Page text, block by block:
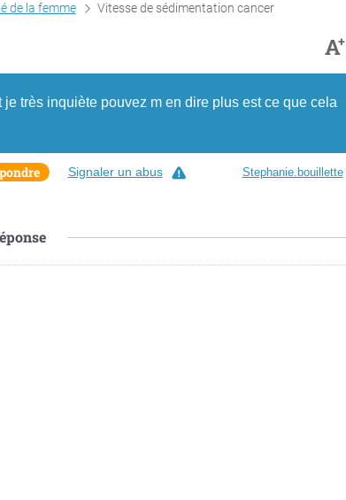
de la femme Vitesse de sédimentation cancer
A+
très inquiète pouvez m en dire plus est ce que cela
Stephanie.bouillette
Signaler un abus